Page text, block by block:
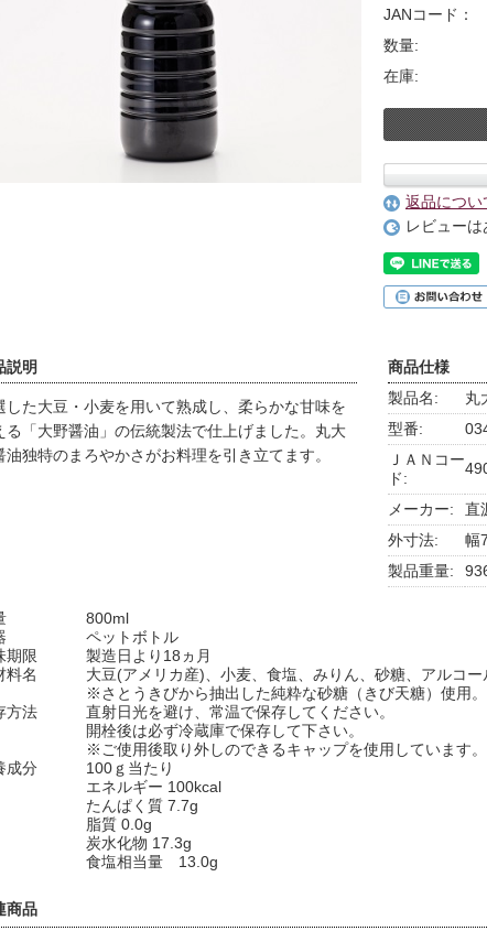
JANコード：
数量:
在庫:
返品につい
レビュー
説明
した大豆・小麦を用いて熟成し、柔らかな甘味を
る「大野醤油」の伝統製法で仕上げました。丸大
油独特のまろやかさがお料理を引き立てます。
商品仕様
製品名:
丸
型番:
ＪＡＮコー
ド:
メーカー:
直
外寸法:
幅
製品重量:
800ml
ペットボトル
期限
製造日より18ヵ月
料名
大豆(アメリカ産)、小麦、食塩、みりん、砂糖、アルコー
※さとうきびから抽出した純粋な砂糖（きび天糖）使用。
方法
直射日光を避け、常温で保存してください。
開栓後は必ず冷蔵庫で保存して下さい。
※ご使用後取り外しのできるキャップを使用しています。
成分
100ｇ当たり
エネルギー 100kcal
たんぱく質 7.7g
脂質 0.0g
炭水化物 17.3g
食塩相当量 13.0g
商品